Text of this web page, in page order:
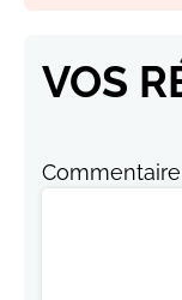
VOS
Commentaire